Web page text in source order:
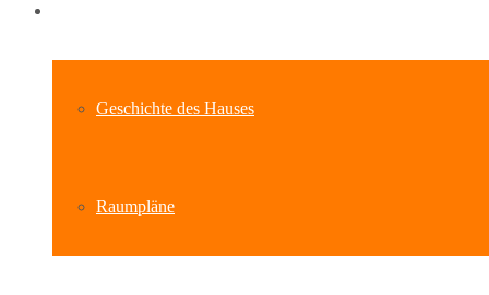
Geschichte des Hauses
Raumpläne